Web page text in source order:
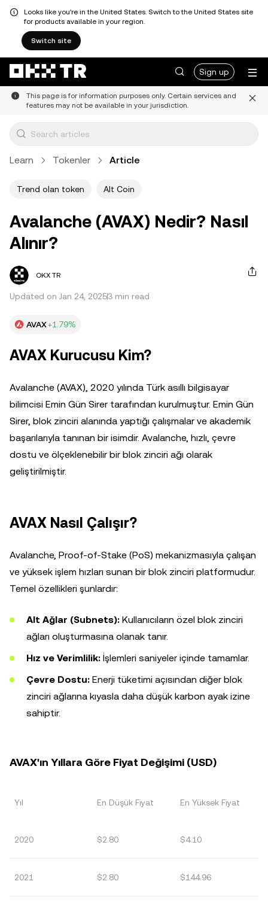
Looks like you're in the United States. Switch to the United States site
for products available in your region.
Switch site
Sign up
This page is for information purposes only. Certain services and
features may not be available in your jurisdiction.
Learn Tokenler Article
Trend olan token Alt Coin
Avalanche (AVAX) Nedir? Nasıl
Alınır?
OKX TR
Updated on Jan 24, 20253 min read
AVAX+1.79%
AVAX Kurucusu Kim?
Avalanche (AVAX), 2020 yılında Türk asıllı bilgisayar
bilimcisi Emin Gün Sirer tarafından kurulmuştur. Emin Gün
Sirer, blok zinciri alanında yaptığı çalışmalar ve akademik
başarılarıyla tanınan bir isimdir. Avalanche, hızlı, çevre
dostu ve ölçeklenebilir bir blok zinciri ağı olarak
geliştirilmiştir.
AVAX Nasıl Çalışır?
Avalanche, Proof-of-Stake (PoS) mekanizmasıyla çalışan
ve yüksek işlem hızları sunan bir blok zinciri platformudur.
Temel özellikleri şunlardır:
Alt Ağlar (Subnets): Kullanıcıların özel blok zinciri
ağları oluşturmasına olanak tanır.
Hız ve Verimlilik: İşlemleri saniyeler içinde tamamlar.
Çevre Dostu: Enerji tüketimi açısından diğer blok
zinciri ağlarına kıyasla daha düşük karbon ayak izine
sahiptir.
AVAX'ın Yıllara Göre Fiyat Değişimi (USD)
Yıl En Düşük Fiyat En Yüksek Fiyat
2020 $2.80 $4.10
2021 $2.80 $144.96